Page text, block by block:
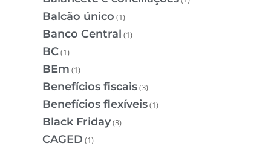
Balcão único (1)
Banco Central (1)
BC(1)
BEm (1)
Benefícios fiscais(3)
Benefícios flexíveis(1)
Black Friday(3)
CAGED (1)